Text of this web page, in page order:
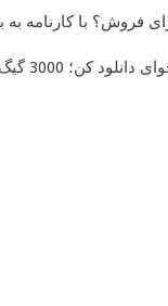
فروش؟ با کارنامه
کن؛ 3000 گیگ داری!!